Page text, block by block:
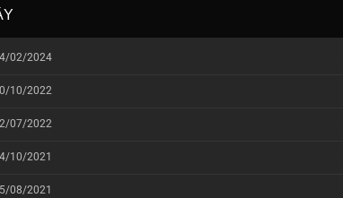
02/2024
10/2022
07/2022
10/2021
08/2021